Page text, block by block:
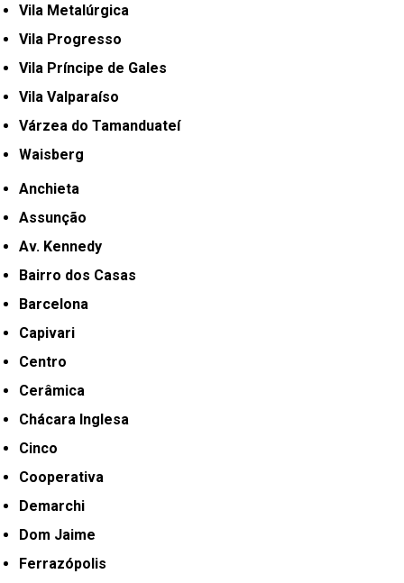
Vila Metalúrgica
Vila Progresso
Vila Príncipe de Gales
Vila Valparaíso
Várzea do Tamanduateí
Waisberg
Anchieta
Assunção
Av. Kennedy
Bairro dos Casas
Barcelona
Capivari
Centro
Cerâmica
Chácara Inglesa
Cinco
Cooperativa
Demarchi
Dom Jaime
Ferrazópolis